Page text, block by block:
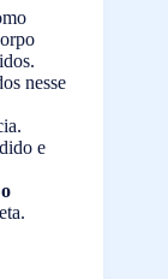
nesse
e